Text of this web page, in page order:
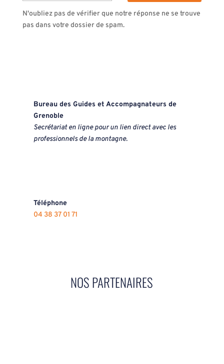
N'oubliez pas de vérifier que notre réponse ne se trouve
pas dans votre dossier de spam.
Bureau des Guides et Accompagnateurs de
Grenoble
Secrétariat en ligne pour un lien direct avec les
professionnels de la montagne.
Téléphone
04 38 37 01 71
NOS PARTENAIRES